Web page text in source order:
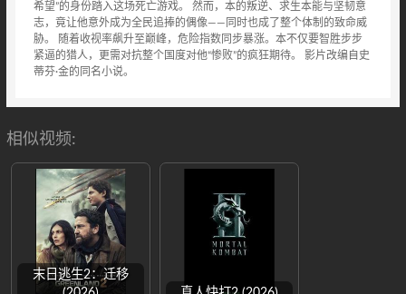
希望”的身份踏入这场死亡游戏。 然而，本的叛逆、求生本能与坚韧意
志，竟让他意外成为全民追捧的偶像——同时也成了整个体制的致命威
胁。 随着收视率飙升至巅峰，危险指数同步暴涨。本不仅要智胜步步
紧逼的猎人，更需对抗整个国度对他“惨败”的疯狂期待。 影片改编自史
蒂芬·金的同名小说。
相似视频:
末日逃生2：迁移